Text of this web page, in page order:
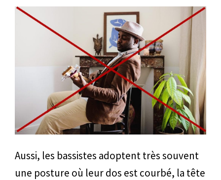
Aussi, les bassistes adoptent très souvent
une posture où leur dos est courbé, la tête